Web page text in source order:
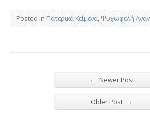
Posted in Πατερικά Κείμενα,Ψυχωφελή
← Newer Post
Older Post →